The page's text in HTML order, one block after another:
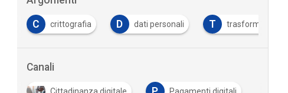
D dati personali T trasformazione digitale
Canali